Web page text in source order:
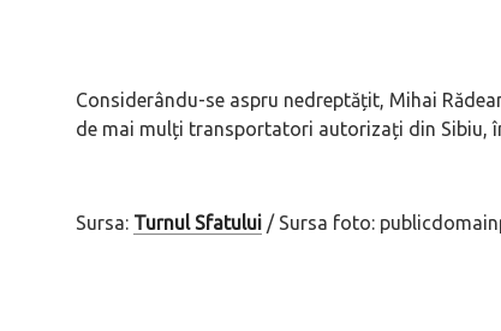
Considerându-se aspru nedreptățit, Mihai
de mai mulți transportatori autorizați din Sibiu,
Sursa: Turnul Sfatului/ Sursa foto: